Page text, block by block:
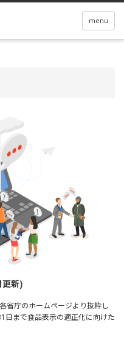
menu
新)
省庁のホームページより抜粋し
日まで食品表示の適正化に向けた